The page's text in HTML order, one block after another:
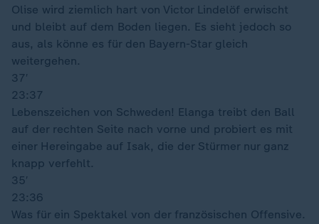
Olise wird ziemlich hart von Victor Lindelöf erwischt
und bleibt auf dem Boden liegen. Es sieht jedoch so
aus, als könne es für den Bayern-Star gleich
weitergehen.
37′
23:37
Lebenszeichen von Schweden! Elanga treibt den Ball
auf der rechten Seite nach vorne und probiert es mit
einer Hereingabe auf Isak, die der Stürmer nur ganz
knapp verfehlt.
35′
23:36
Was für ein Spektakel von der französischen Offensive.